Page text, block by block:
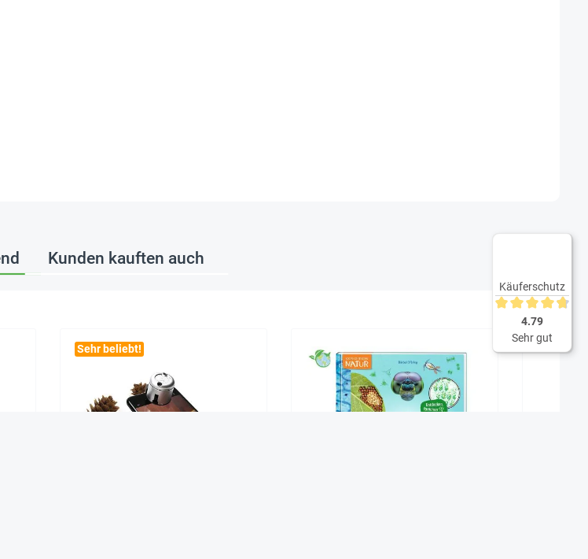
Kunden kauften auch
Sehr beliebt!
Käuferschutz
Durchschnittliche
4.79
Sehr gut